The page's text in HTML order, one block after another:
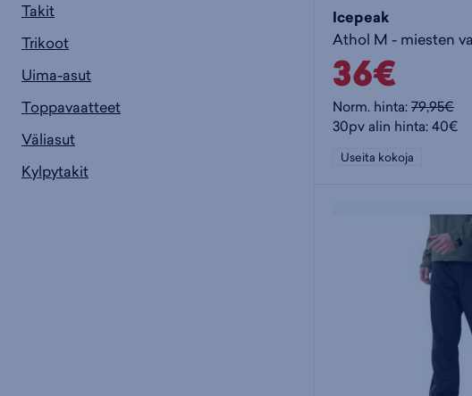
Takit
Trikoot
Uima-asut
Toppavaatteet
Väliasut
Kylpytakit
Icepeak
Athol M - miesten
36€
Norm. hinta:79,95€
30pv alin hinta: 40€
Useita kokoja